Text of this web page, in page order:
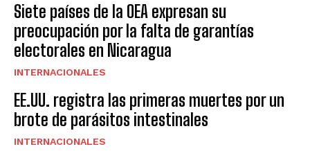
Siete países de la OEA expresan su
preocupación por la falta de garantías
electorales en Nicaragua
INTERNACIONALES
EE.UU. registra las primeras muertes por un
brote de parásitos intestinales
INTERNACIONALES